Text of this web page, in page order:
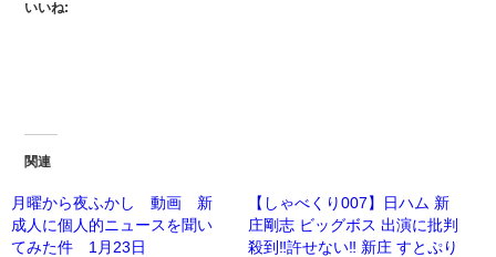
いいね:
関連
月曜から夜ふかし 動画 新
成人に個人的ニュースを聞い
てみた件 1月23日
【しゃべくり007】日ハム 新
庄剛志 ビッグボス 出演に批判
殺到‼️許せない‼️ 新庄 すとぷり